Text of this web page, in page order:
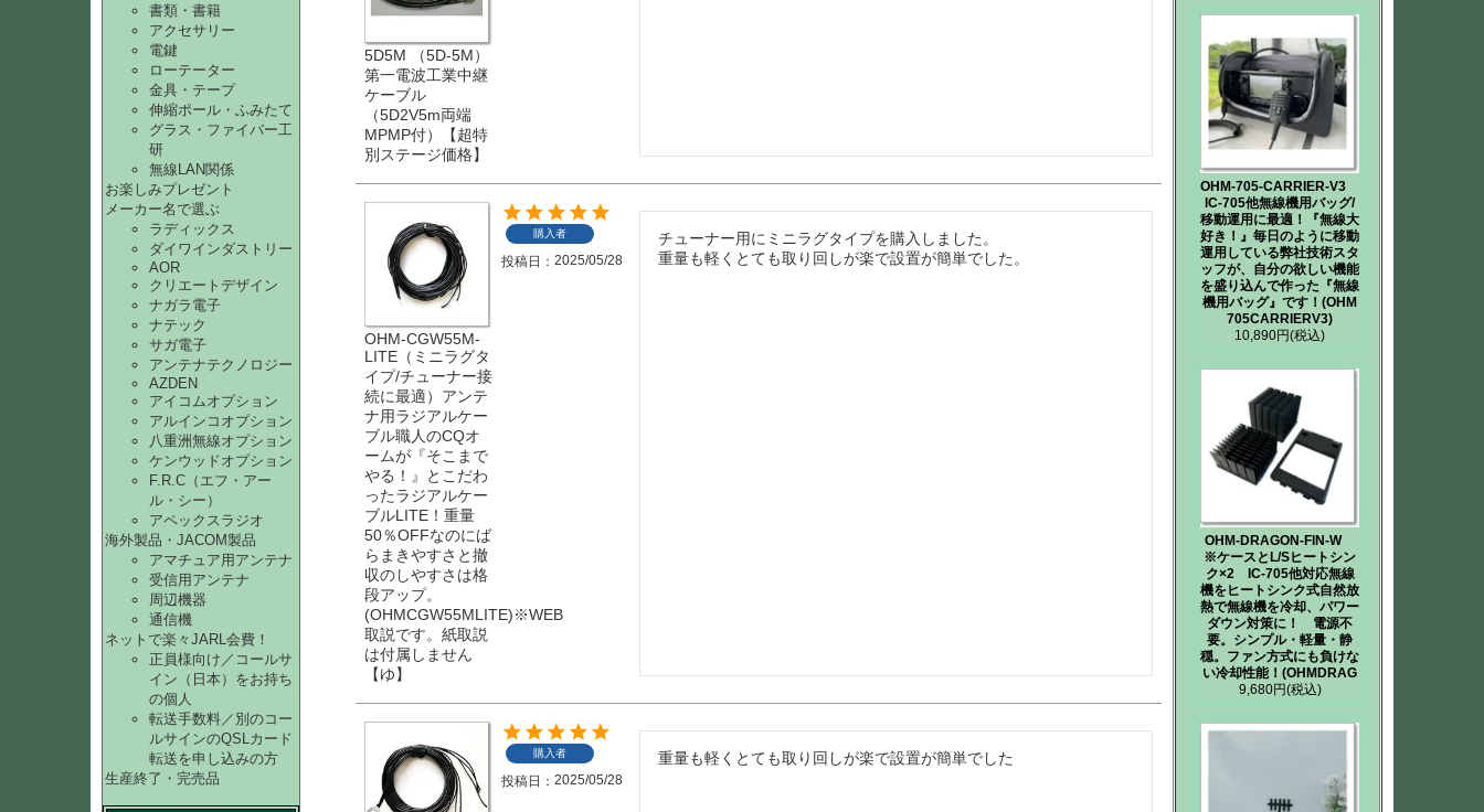
書類・書籍
アクセサリー
電鍵
ローテーター
金具・テープ
伸縮ポール・ふみたて
グラス・ファイバー工
研
無線LAN関係
お楽しみプレゼント
メーカー名で選ぶ
ラディックス
ダイワインダストリー
AOR
クリエートデザイン
ナガラ電子
ナテック
サガ電子
アンテナテクノロジー
AZDEN
アイコムオプション
アルインコオプション
八重洲無線オプション
ケンウッドオプション
F.R.C（エフ・アー
ル・シー）
アペックスラジオ
海外製品・JACOM製品
アマチュア用アンテナ
受信用アンテナ
周辺機器
通信機
ネットで楽々JARL会費！
正員様向け／コールサ
イン（日本）をお持ち
の個人
転送手数料／別のコー
ルサインのQSLカード
転送を申し込みの方
生産終了・完売品
5D5M （5D-5M）
第一電波工業中継
ケーブル
（5D2V5m両端
MPMP付）【超特
別ステージ価格】
OHM-CGW55M-
LITE（ミニラグタ
イプ/チューナー接
続に最適）アンテ
ナ用ラジアルケー
ブル職人のCQオ
ームが『そこまで
やる！』とこだわ
ったラジアルケー
ブルLITE！重量
50％OFFなのにば
らまきやすさと撤
収のしやすさは格
段アップ。
(OHMCGW55MLITE)※WEB
取説です。紙取説
は付属しません
【ゆ】
購入者
投稿日 2025/05/28
チューナー用にミニラグタイプを購入しました。
重量も軽くとても取り回しが楽で設置が簡単でした。
購入者
投稿日 2025/05/28
重量も軽くとても取り回しが楽で設置が簡単でした
OHM-705-CARRIER-V3
IC-705他無線機用バッグ/
移動運用に最適！『無線大
好き！』毎日のように移動
運用している弊社技術スタ
ッフが、自分の欲しい機能
を盛り込んで作った『無線
機用バッグ』です！(OHM
705CARRIERV3)
10,890円(税込)
OHM-DRAGON-FIN-W
※ケースとL/Sヒートシン
ク×2 IC-705他対応無線
機をヒートシンク式自然放
熱で無線機を冷却、パワー
ダウン対策に！ 電源不
要。シンプル・軽量・静
穏。ファン方式にも負けな
い冷却性能！(OHMDRAG
9,680円(税込)